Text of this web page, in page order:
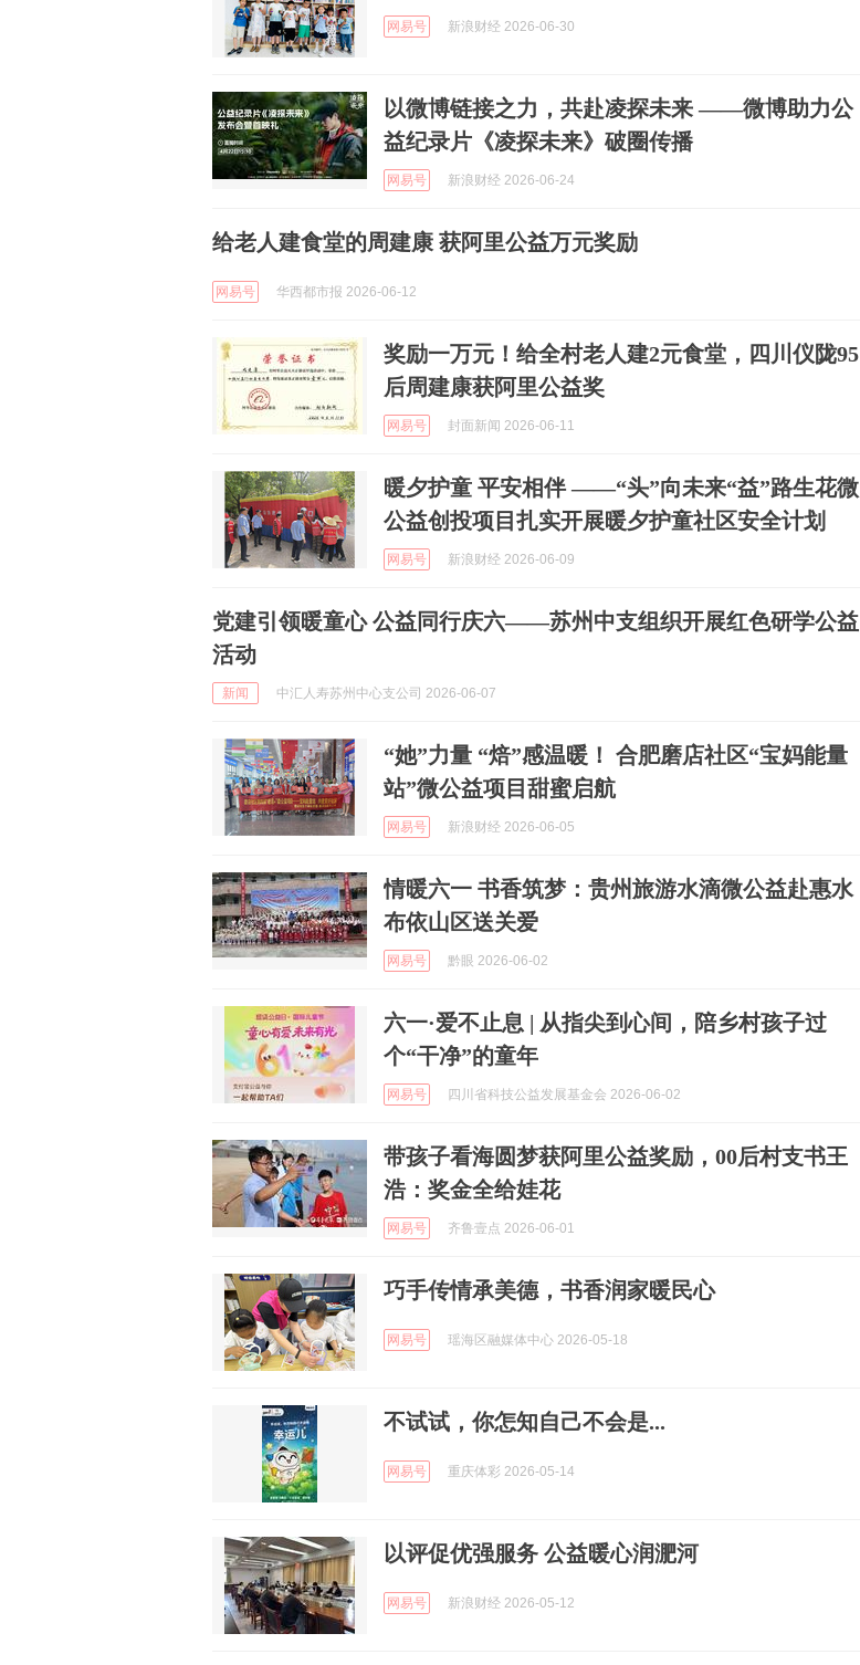
网易号 新浪财经 2026-06-30
以微博链接之力，共赴凌探未来 ——微博助力公
益纪录片《凌探未来》破圈传播
网易号 新浪财经 2026-06-24
给老人建食堂的周建康 获阿里公益万元奖励
网易号 华西都市报 2026-06-12
奖励一万元！给全村老人建2元食堂，四川仪陇95
后周建康获阿里公益奖
网易号 封面新闻 2026-06-11
暖夕护童 平安相伴 ——“头”向未来“益”路生花微
公益创投项目扎实开展暖夕护童社区安全计划
网易号 新浪财经 2026-06-09
党建引领暖童心 公益同行庆六——苏州中支组织开展红色研学公益
活动
新闻 中汇人寿苏州中心支公司 2026-06-07
“她”力量 “焙”感温暖！ 合肥磨店社区“宝妈能量
站”微公益项目甜蜜启航
网易号 新浪财经 2026-06-05
情暖六一 书香筑梦：贵州旅游水滴微公益赴惠水
布依山区送关爱
网易号 黔眼 2026-06-02
六一·爱不止息 | 从指尖到心间，陪乡村孩子过
个“干净”的童年
网易号 四川省科技公益发展基金会 2026-06-02
带孩子看海圆梦获阿里公益奖励，00后村支书王
浩：奖金全给娃花
网易号 齐鲁壹点 2026-06-01
巧手传情承美德，书香润家暖民心
网易号 瑶海区融媒体中心 2026-05-18
不试试，你怎知自己不会是...
网易号 重庆体彩 2026-05-14
以评促优强服务 公益暖心润淝河
网易号 新浪财经 2026-05-12